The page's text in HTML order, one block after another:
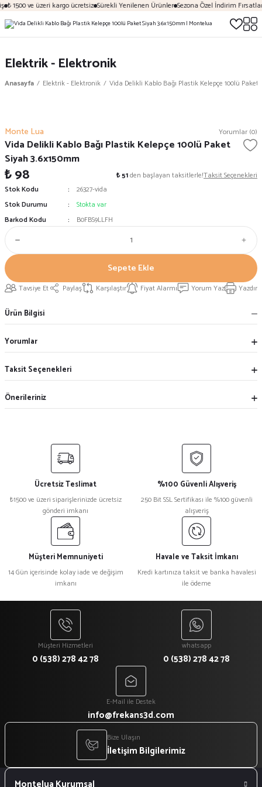
₺ 1500 ve üzeri kargo ücretsiz Sürekli Yenilenen Ürünler Sezona Özel İndirim Fırsatları
Elektrik - Elektronik
Anasayfa Elektrik - Elektronik Vida Delikli Kablo Bağı Plastik Kelepçe 100lü Paket
Monte Lua Yorumlar (0)
Vida Delikli Kablo Bağı Plastik Kelepçe 100lü Paket
Siyah 3.6x150mm
₺ 98 ₺ 51den başlayan taksitlerle!Taksit Seçenekleri
Stok Kodu
26327-vida
Stok Durumu
Stokta var
Barkod Kodu
B0FBS9LLFH
Sepete Ekle
Tavsiye Et Paylaş Karşılaştır Fiyat Alarmı Yorum Yaz Yazdır
Ürün Bilgisi
Yorumlar
Taksit Seçenekleri
Önerileriniz
Ücretsiz Teslimat
₺1500 ve üzeri siparişlerinizde ücretsiz
gönderi imkanı
%100 Güvenli Alışveriş
250 Bit SSL Sertifikası ile %100 güvenli
alışveriş
Müşteri Memnuniyeti
14 Gün içerisinde kolay iade ve değişim
imkanı
Havale ve Taksit İmkanı
Kredi kartınıza taksit ve banka havalesi
ile ödeme
Müşteri Hizmetleri
0 (538) 278 42 78
whatsapp
0 (538) 278 42 78
E-Mail ile Destek
info@frekans3d.com
Bize Ulaşın
İletişim Bilgilerimiz